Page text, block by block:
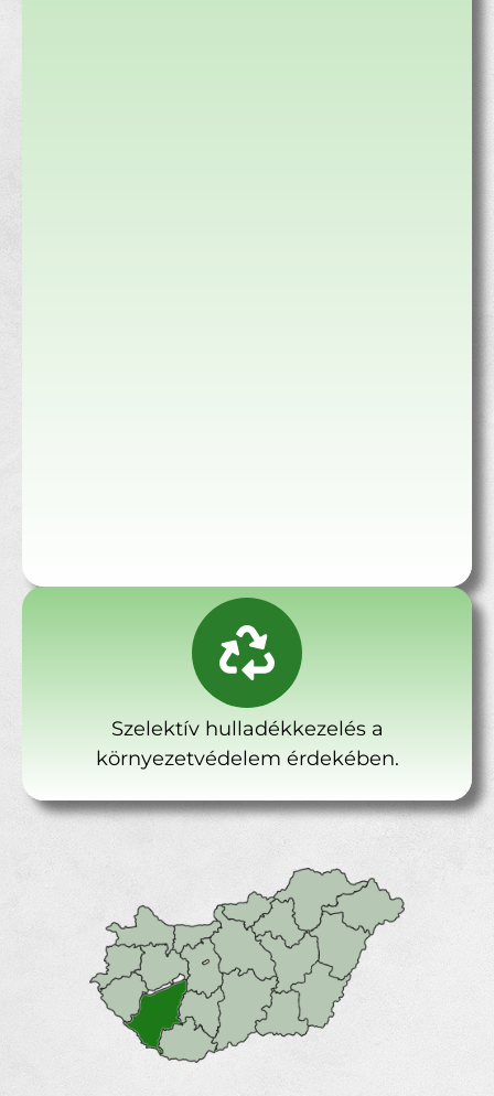
Szelektív hulladékkezelés a
környezetvédelem érdekében.